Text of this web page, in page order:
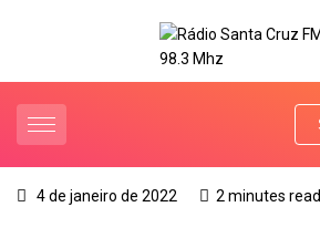
4 de janeiro de 2022 2 minutes read